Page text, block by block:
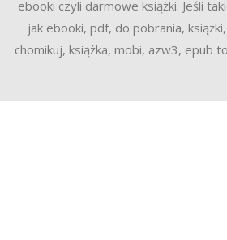
ebooki czyli darmowe książki. Jeśli
jak ebooki, pdf, do pobrania,
chomikuj, książka, mobi, azw3, epub